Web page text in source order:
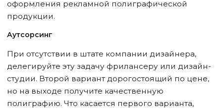
оформления рекламной полиграфической
продукции.
Аутсорсинг
При отсутствии в штате компании дизайнера,
делегируйте эту задачу фрилансеру или дизайн-
студии. Второй вариант дорогостоящий по цене,
но на выходе получите качественную
полиграфию. Что касается первого варианта,